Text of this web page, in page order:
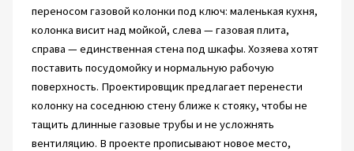
переносом газовой колонки под ключ: маленькая кухня,
колонка висит над мойкой, слева — газовая плита,
справа — единственная стена под шкафы. Хозяева хотят
поставить посудомойку и нормальную рабочую
поверхность. Проектировщик предлагает перенести
колонку на соседнюю стену ближе к стояку, чтобы не
тащить длинные газовые трубы и не усложнять
вентиляцию. В проекте прописывают новое место,